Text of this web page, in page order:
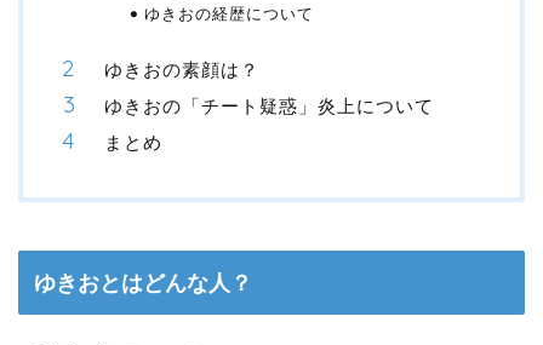
ゆきおの経歴について
ゆきおの素顔は？
ゆきおの「チート疑惑」炎上について
まとめ
ゆきおとはどんな人？